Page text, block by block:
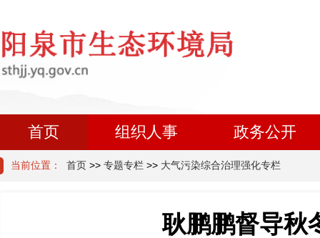
首页 组织人事 政务公开
当前位置： 首页 >> 专题专栏 >> 大气污染综合治理强化专栏
耿鹏鹏督导秋